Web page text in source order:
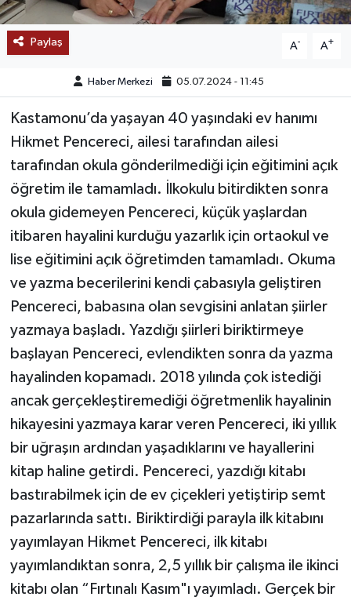
Paylaş A- A+
Haber Merkezi 05.07.2024 - 11:45
Kastamonu’da yaşayan 40 yaşındaki ev hanımı
Hikmet Pencereci, ailesi tarafından ailesi
tarafından okula gönderilmediği için eğitimini açık
öğretim ile tamamladı. İlkokulu bitirdikten sonra
okula gidemeyen Pencereci, küçük yaşlardan
itibaren hayalini kurduğu yazarlık için ortaokul ve
lise eğitimini açık öğretimden tamamladı. Okuma
ve yazma becerilerini kendi çabasıyla geliştiren
Pencereci, babasına olan sevgisini anlatan şiirler
yazmaya başladı. Yazdığı şiirleri biriktirmeye
başlayan Pencereci, evlendikten sonra da yazma
hayalinden kopamadı. 2018 yılında çok istediği
ancak gerçekleştiremediği öğretmenlik hayalinin
hikayesini yazmaya karar veren Pencereci, iki yıllık
bir uğraşın ardından yaşadıklarını ve hayallerini
kitap haline getirdi. Pencereci, yazdığı kitabı
bastırabilmek için de ev çiçekleri yetiştirip semt
pazarlarında sattı. Biriktirdiği parayla ilk kitabını
yayımlayan Hikmet Pencereci, ilk kitabı
yayımlandıktan sonra, 2,5 yıllık bir çalışma ile ikinci
kitabı olan “Fırtınalı Kasım"ı yayımladı. Gerçek bir
DÜNYA
OTOMOTİV
TEKNOLOJİ
YAŞAM
KÜLTÜR SANAT